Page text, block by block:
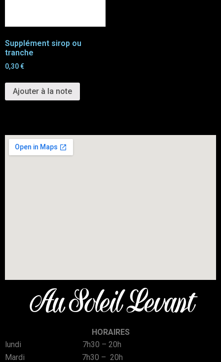
Supplément sirop ou
tranche
0,30€
Ajouter à la note
Au Soleil Levant
HORAIRES
lundi 7h30 – 20h
Mardi 7h30 – 20h